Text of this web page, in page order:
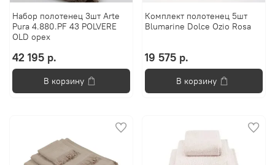
Набор полотенец 3шт Arte
Pura 4.880.PF 43 POLVERE
OLD орех
42 195 р.
В корзину
Комплект полотенец 5шт
Blumarine Dolce Ozio Rosa
19 575 р.
В корзину